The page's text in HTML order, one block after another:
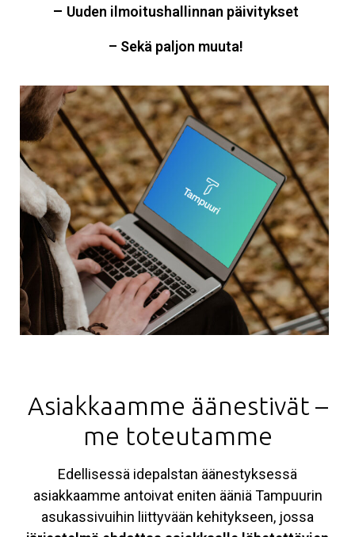
– Uuden ilmoitushallinnan päivitykset
– Sekä paljon muuta!
Asiakkaamme äänestivät –
me toteutamme
Edellisessä idepalstan äänestyksessä
asiakkaamme antoivat eniten ääniä Tampuurin
asukassivuihin liittyvään kehitykseen, jossa